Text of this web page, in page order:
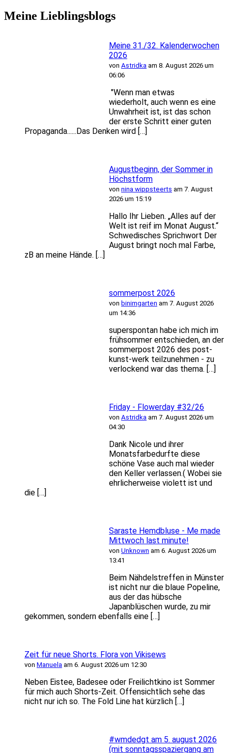
Meine Lieblingsblogs
Meine 31./32. Kalenderwochen
2026
von Astridka am 8. August 2026 um
06:06
"Wenn man etwas
wiederholt, auch wenn es eine
Unwahrheit ist, ist das schon
der erste Schritt einer guten
Propaganda......Das Denken wird […]
Augustbeginn, der Sommer in
Höchstform
von nina wippsteerts am 7. August
2026 um 15:19
Hallo Ihr Lieben. „Alles auf der
Welt ist reif im Monat August.“
Schwedisches Sprichwort Der
August bringt noch mal Farbe,
zB an meine Hände. […]
sommerpost 2026
von binimgarten am 7. August 2026
um 14:36
superspontan habe ich mich im
frühsommer entschieden, an der
sommerpost 2026 des post-
kunst-werk teilzunehmen - zu
verlockend war das thema. […]
Friday - Flowerday #32/26
von Astridka am 7. August 2026 um
04:30
Dank Nicole und ihrer
Monatsfarbedurfte diese
schöne Vase auch mal wieder
den Keller verlassen.( Wobei sie
ehrlicherweise violett ist und
die […]
Saraste Hemdbluse - Me made
Mittwoch last minute!
von Unknown am 6. August 2026 um
13:41
Beim Nähdelstreffen in Münster
ist nicht nur die blaue Popeline,
aus der das hübsche
Japanblüschen wurde, zu mir
gekommen, sondern ebenfalls eine […]
Zeit für neue Shorts. Flora von Vikisews
von Manuela am 6. August 2026 um 12:30
Neben Eistee, Badesee oder Freilichtkino ist Sommer
für mich auch Shorts-Zeit. Offensichtlich sehe das
nicht nur ich so. The Fold Line hat kürzlich […]
#wmdedgt am 5. august 2026
(mit sonntagsspaziergang am